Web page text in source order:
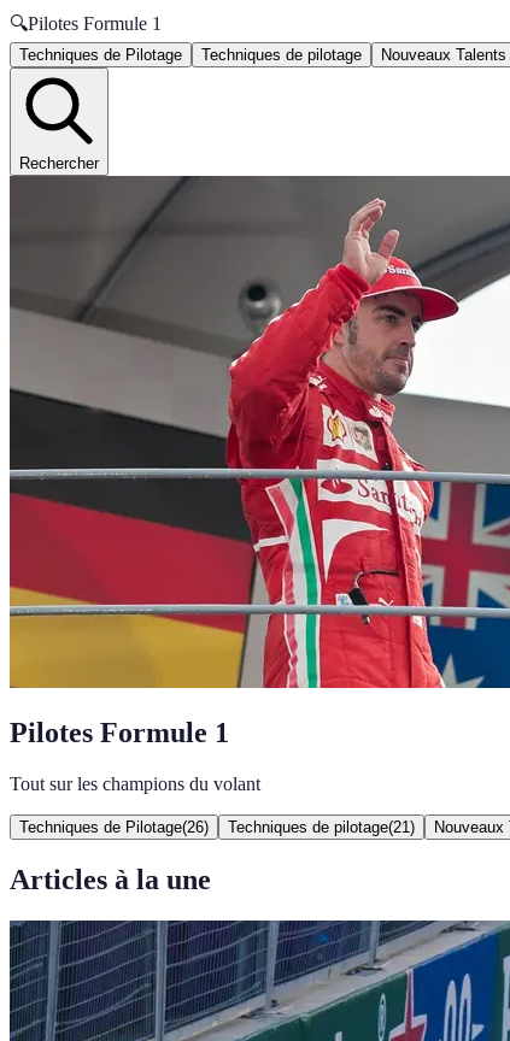
🔍Pilotes Formule 1
Techniques de Pilotage Techniques de pilotage Nouveaux Talents
Rechercher
Pilotes Formule 1
Tout sur les champions du volant
Techniques de Pilotage(26) Techniques de pilotage(21 ) Nouveaux
Articles à la une